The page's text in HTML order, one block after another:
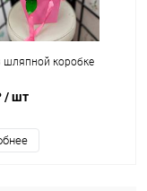
шляпной коробке
/ шт